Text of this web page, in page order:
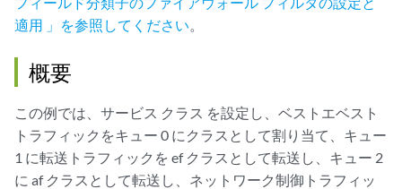
適用 」を参照してください。
概要
この例では、サービス クラス を設定し、ベストエベスト
トラフィックをキュー 0 にクラスとして割り当て、キュー
1 に転送トラフィックを ef クラスとして転送し、キュー 2
に af クラスとして転送し、ネットワーク制御トラフィッ